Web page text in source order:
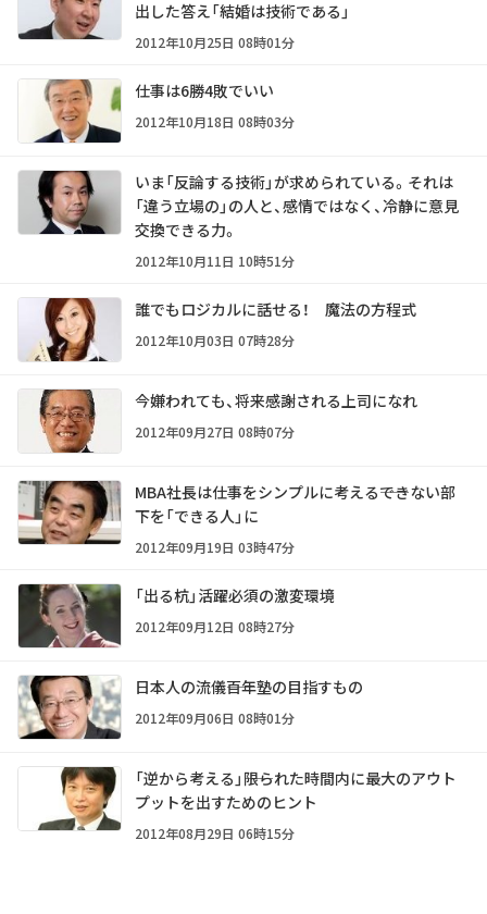
出した答え「結婚は技術である」
2012年10月25日 08時01分
仕事は6勝4敗でいい
2012年10月18日 08時03分
いま「反論する技術」が求められている。それは
「違う立場の」の人と、感情ではなく、冷静に意見
交換できる力。
2012年10月11日 10時51分
誰でもロジカルに話せる！ 魔法の方程式
2012年10月03日 07時28分
今嫌われても、将来感謝される上司になれ
2012年09月27日 08時07分
MBA社長は仕事をシンプルに考える――できない部
下を「できる人」に
2012年09月19日 03時47分
「出る杭」活躍必須の激変環境
2012年09月12日 08時27分
日本人の流儀――百年塾の目指すもの
2012年09月06日 08時01分
「逆から考える」――限られた時間内に最大のアウト
プットを出すためのヒント
2012年08月29日 06時15分